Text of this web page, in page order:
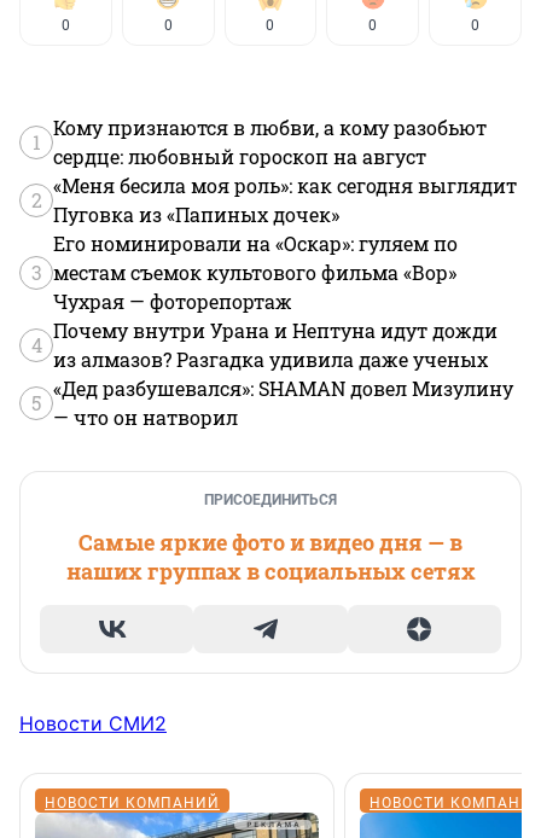
0 0 0 0 0
1
Кому признаются в любви, а кому разобьют
сердце: любовный гороскоп на август
2
«Меня бесила моя роль»: как сегодня выглядит
Пуговка из «Папиных дочек»
3
Его номинировали на «Оскар»: гуляем по
местам съемок культового фильма «Вор»
Чухрая — фоторепортаж
4
Почему внутри Урана и Нептуна идут дожди
из алмазов? Разгадка удивила даже ученых
5
«Дед разбушевался»: SHAMAN довел Мизулину
— что он натворил
ПРИСОЕДИНИТЬСЯ
Самые яркие фото и видео дня — в
наших группах в социальных сетях
Новости СМИ2
НОВОСТИ КОМПАНИЙ НОВОСТИ